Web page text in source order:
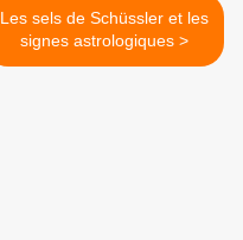
Les sels de Schüssler et les
signes astrologiques >